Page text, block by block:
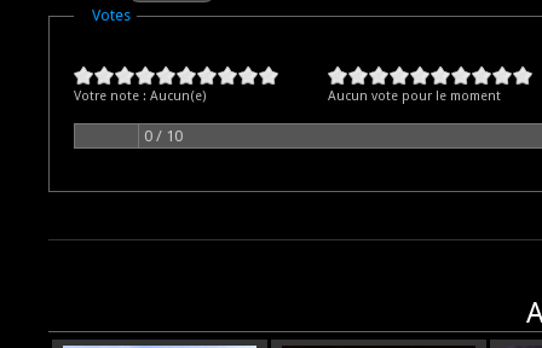
Masquer
Votes
Votre note : Aucun(e) Aucun vote pour le moment
0 / 10